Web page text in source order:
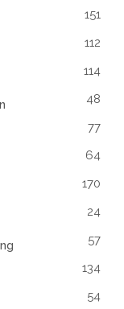
151
112
114
48
77
64
170
24
57
134
54